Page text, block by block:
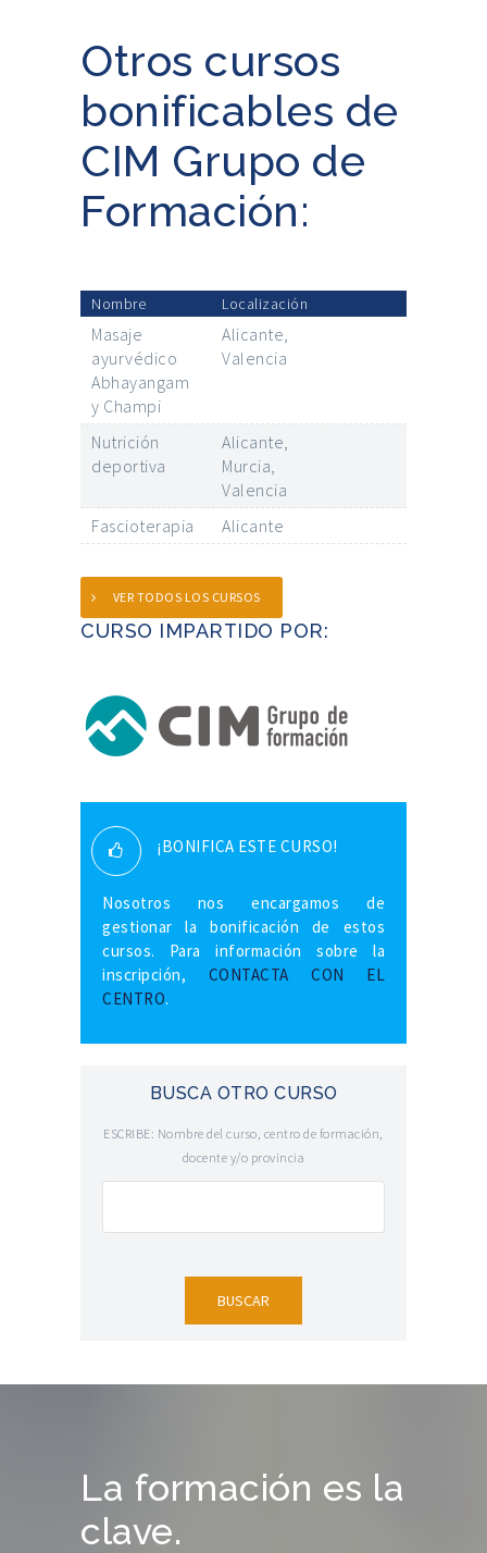
Otros cursos
bonificables de
CIM Grupo de
Formación:
Nombre Localización
Masaje
ayurvédico
Abhayangam
y Champi
Alicante,
Valencia
Nutrición
deportiva
Alicante,
Murcia,
Valencia
Fascioterapia
Alicante
VER TODOS LOS CURSOS
CURSO IMPARTIDO POR:
¡BONIFICA ESTE CURSO!
Nosotros nos encargamos de
gestionar la bonificación de estos
cursos. Para información sobre la
inscripción, CONTACTA CON EL
CENTRO.
BUSCA OTRO CURSO
ESCRIBE: Nombre del curso, centro de formación,
docente y/o provincia
La formación es la
clave.